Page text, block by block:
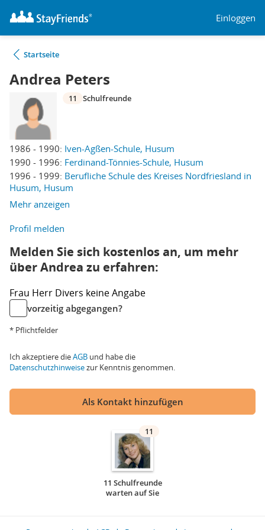
Einloggen
Startseite
Andrea Peters
1986 - 1990: Iven-Agßen-Schule, Husum
1990 - 1996: Ferdinand-Tönnies-Schule, Husum
1996 - 1999: Berufliche Schule des Kreises Nordfriesland in
Husum, Husum
Mehr anzeigen
11 Schulfreunde
Profil melden
Melden Sie sich kostenlos an, um mehr
über Andrea zu erfahren:
Frau Herr Divers keine Angabe
vorzeitig abgegangen?
* Pflichtfelder
Ich akzeptiere dieAGB und habe die
Datenschutzhinweisezur Kenntnis genommen.
Als Kontakt hinzufügen
11
11 Schulfreunde
warten auf Sie